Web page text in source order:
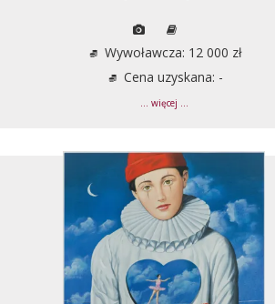
Wywoławcza: 12 000 zł
Cena uzyskana: -
... więcej ...